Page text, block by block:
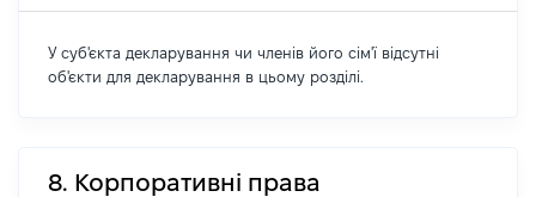
У суб'єкта декларування чи членів його сім'ї відсутні
об'єкти для декларування в цьому розділі.
8. Корпоративні права